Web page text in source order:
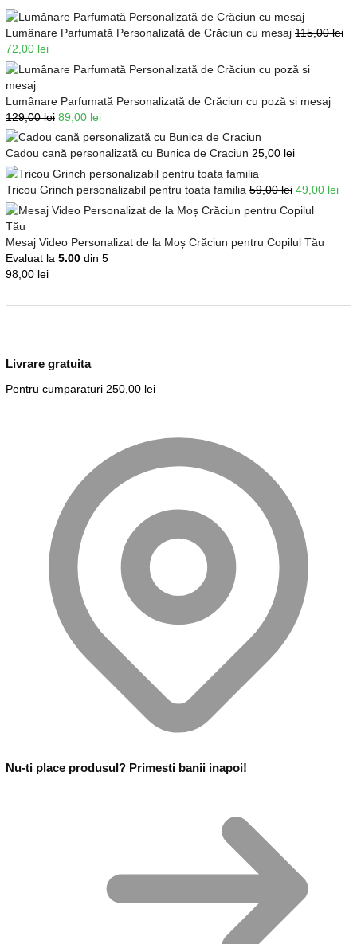
Lumânare Parfumată Personalizată de Crăciun cu mesaj 115,00lei
72,00 lei
Lumânare Parfumată Personalizată de Crăciun cu poză si mesaj
129,00lei 89,00 lei
Cadou cană personalizată cu Bunica de Craciun 25,00 lei
Tricou Grinch personalizabil pentru toata familia 59,00lei 49,00 lei
Mesaj Video Personalizat de la Moș Crăciun pentru Copilul Tău
Evaluat la 5.00 din 5
98,00 lei
Livrare gratuita
Pentru cumparaturi 250,00 lei
Nu-ti place produsul? Primesti banii inapoi!